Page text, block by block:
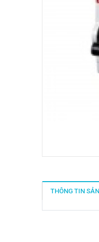
THÔNG TIN